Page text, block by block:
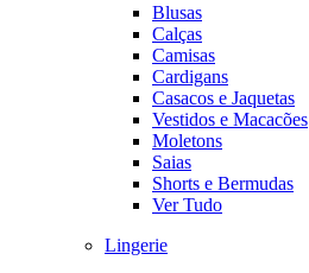
Blusas
Calças
Camisas
Cardigans
Casacos e Jaquetas
Vestidos e Macacões
Moletons
Saias
Shorts e Bermudas
Ver Tudo
Lingerie